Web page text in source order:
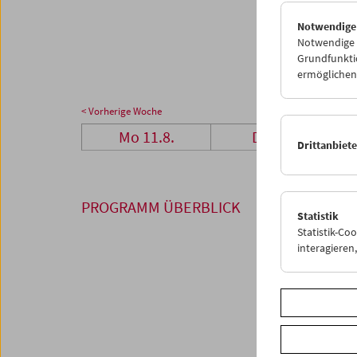
01
< Vorherige Woche
Mo 11.8. Di 12.8.
PROGRAMM ÜBERBLICK
Notwendige
Statistik
Statistik-